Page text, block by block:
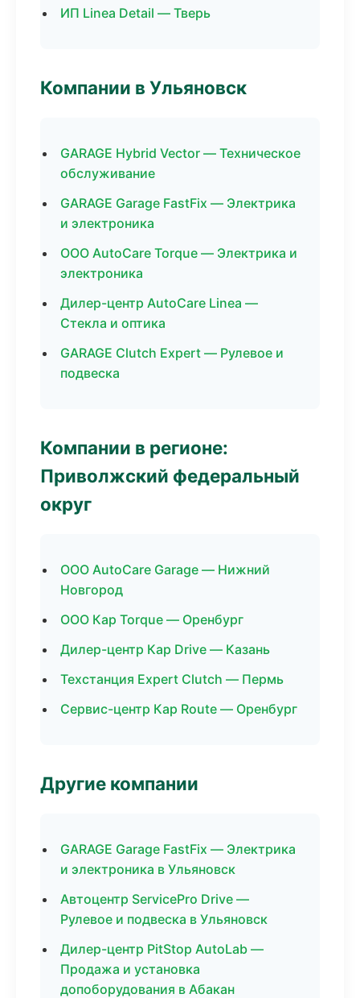
ИП Linea Detail — Тверь
Компании в Ульяновск
GARAGE Hybrid Vector — Техническое
обслуживание
GARAGE Garage FastFix — Электрика
и электроника
ООО AutoCare Torque — Электрика и
электроника
Дилер-центр AutoCare Linea —
Стекла и оптика
GARAGE Clutch Expert — Рулевое и
подвеска
Компании в регионе:
Приволжский федеральный
округ
ООО AutoCare Garage — Нижний
Новгород
ООО Кар Torque — Оренбург
Дилер-центр Кар Drive — Казань
Техстанция Expert Clutch — Пермь
Сервис-центр Кар Route — Оренбург
Другие компании
GARAGE Garage FastFix — Электрика
и электроника в Ульяновск
Автоцентр ServicePro Drive —
Рулевое и подвеска в Ульяновск
Дилер-центр PitStop AutoLab —
Продажа и установка
допоборудования в Абакан